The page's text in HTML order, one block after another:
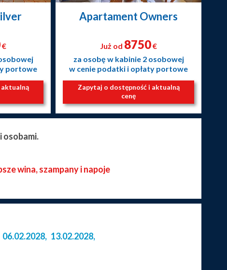
€
portowe
Apartament Owners
Już od 8750€
za osobę w kabinie 2 osobowej
w cenie podatki i opłaty portowe
Zapytaj o dostępność i aktualną
cenę
osobami.
wina, szampany i napoje
06.02.2028, 13.02.2028,